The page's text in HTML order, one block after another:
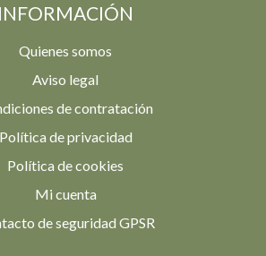
INFORMACIÓN
Quienes somos
Aviso legal
de contratación
Política de privacidad
Política de cookies
Mi cuenta
de seguridad GPSR